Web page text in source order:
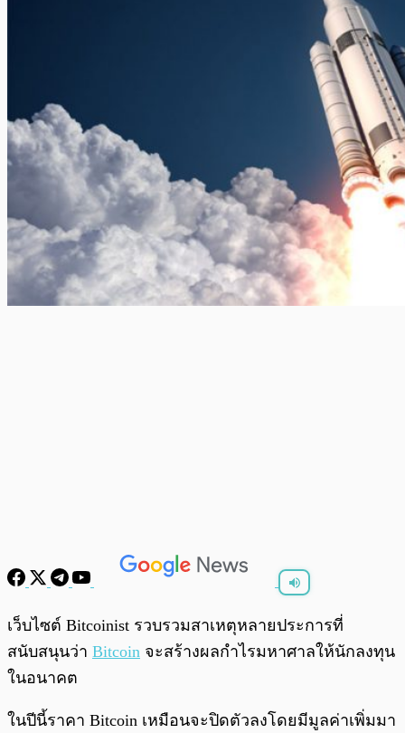
พร้อมเล่น /
เว็บไซต์ Bitcoinist รวบรวมสาเหตุหลายประการที่
สนับสนุนว่า Bitcoin จะสร้างผลกำไรมหาศาลให้นักลงทุน
ในอนาคต
ในปีนี้ราคา Bitcoin เหมือนจะปิดตัวลงโดยมีมูลค่าเพิ่มมา